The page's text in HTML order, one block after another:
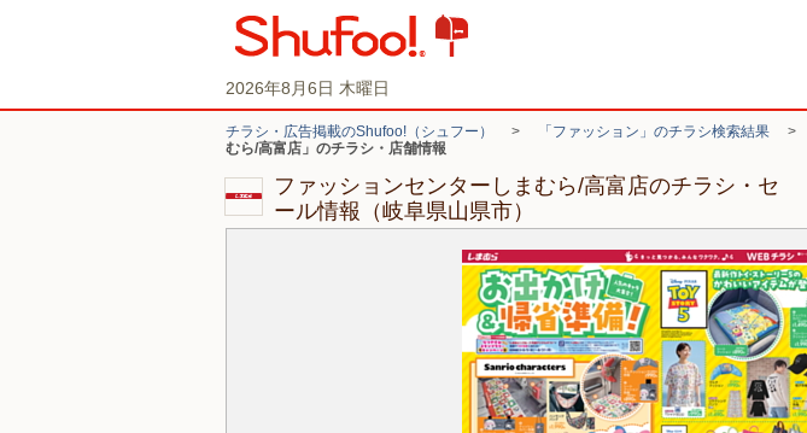
2026年8月6日 木曜日
チラシ・広告掲載のShufoo!（シュフー） > 「ファッション」のチラシ検索結果 >
むら/高富店」のチラシ・店舗情報
ファッションセンターしまむら/高富店のチラシ・セ
ール情報（岐阜県山県市）